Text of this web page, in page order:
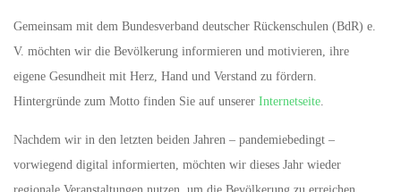
Gemeinsam mit dem Bundesverband deutscher Rückenschulen (BdR) e.
V. möchten wir die Bevölkerung informieren und motivieren, ihre
eigene Gesundheit mit Herz, Hand und Verstand zu fördern.
Hintergründe zum Motto finden Sie auf unserer Internetseite.
Nachdem wir in den letzten beiden Jahren – pandemiebedingt –
vorwiegend digital informierten, möchten wir dieses Jahr wieder